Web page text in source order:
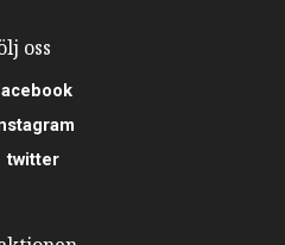
oss
twitter